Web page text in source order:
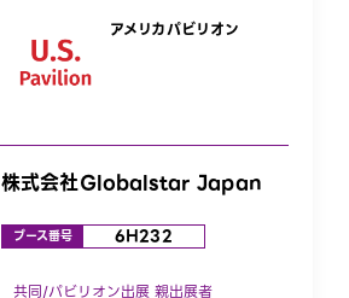
アメリカパビリオン
株式会社Globalstar Japan
ブース番号 6H232